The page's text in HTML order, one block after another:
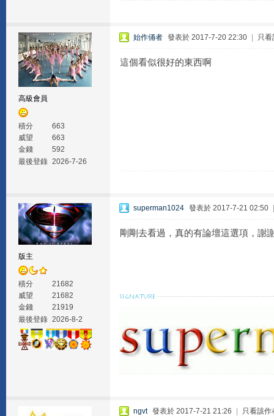
高級會員
積分
663
威望
663
金錢
592
最後登錄 2026-7-26
始作俑者 發表於 2017-7-20 22:30 只看
這個看似很好的東西啊
版主
積分
21682
威望
21682
金錢
21919
最後登錄 2026-8-2
superman1024 發表於 2017-7-21 02:50
剛剛去看過，真的有論壇這選項，謝
ngvt 發表於 2017-7-21 21:26 只看該作